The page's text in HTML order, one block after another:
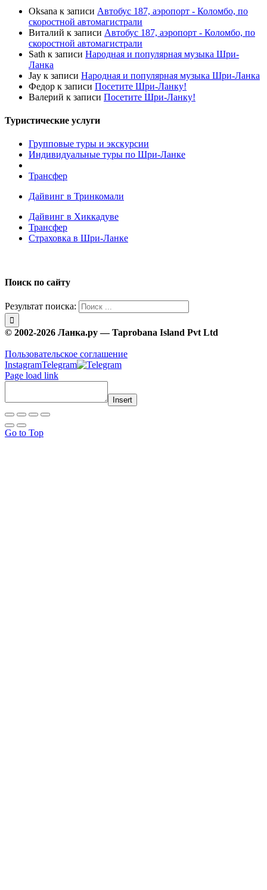
Oksana к записи Автобус 187, аэропорт - Коломбо, по
скоростной автомагистрали
Виталий к записи Автобус 187, аэропорт - Коломбо, по
скоростной автомагистрали
Sath к записи Народная и популярная музыка Шри-
Ланка
Jay к записи Народная и популярная музыка Шри-Ланка
Федор к записи Посетите Шри-Ланку!
Валерий к записи Посетите Шри-Ланку!
Туристические услуги
Групповые туры и экскурсии
Индивидуальные туры по Шри-Ланке
Трансфер
Дайвинг в Тринкомали
Дайвинг в Хиккадуве
Трансфер
Страховка в Шри-Ланке
Поиск по сайту
Результат поиска:
© 2002-2026 Ланка.ру — Taprobana Island Pvt Ltd
Пользовательское соглашение
InstagramTelegram
Page load link
Insert
Go to Top